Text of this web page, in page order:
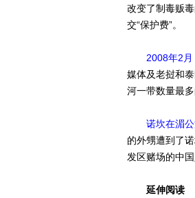
改变了制毒贩
交“保护费”。
2008年2月
媒体及老挝和
河一带数量最
诺坎在湄
的外甥遭到了
发区赌场的中
延伸阅读